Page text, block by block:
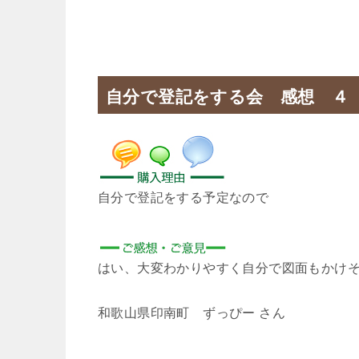
自分で登記をする会 感想 ４
自分で登記をする予定なので
はい、大変わかりやすく自分で図面もかけ
和歌山県印南町 ずっぴー さん